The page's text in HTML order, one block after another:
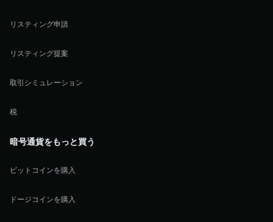
リスティング申請
リスティング提案
取引シミュレーション
税
暗号通貨をもっと買う
ビットコインを購入
ドージコインを購入